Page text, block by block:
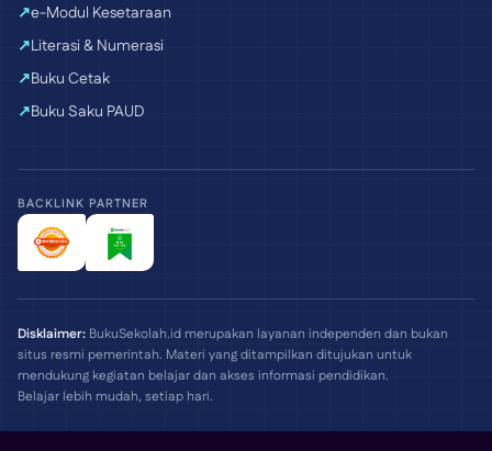
e-Modul Kesetaraan
Literasi & Numerasi
Buku Cetak
Buku Saku PAUD
BACKLINK PARTNER
Disklaimer: BukuSekolah.id merupakan layanan independen dan bukan
situs resmi pemerintah. Materi yang ditampilkan ditujukan untuk
mendukung kegiatan belajar dan akses informasi pendidikan.
Belajar lebih mudah, setiap hari.